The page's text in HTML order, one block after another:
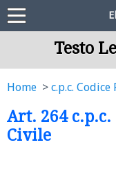
Testo
Home c.p.c.
Art. 264 c.p.c.
Civile